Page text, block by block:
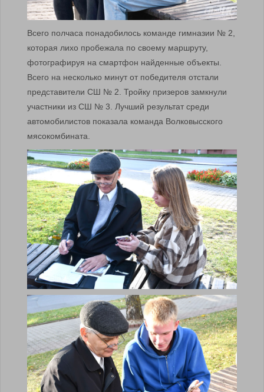
Всего полчаса понадобилось команде гимназии № 2,
которая лихо пробежала по своему маршруту,
фотографируя на смартфон найденные объекты.
Всего на несколько минут от победителя отстали
представители СШ № 2. Тройку призеров замкнули
участники из СШ № 3. Лучший результат среди
автомобилистов показала команда Волковысского
мясокомбината.